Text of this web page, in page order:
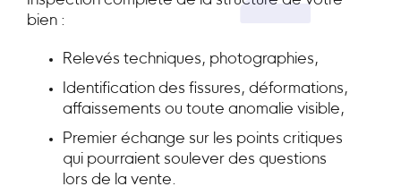
bien :
Relevés techniques, photographies,
Identification des fissures, déformations,
affaissements ou toute anomalie visible,
Premier échange sur les points critiques
qui pourraient soulever des questions
lors de la vente.